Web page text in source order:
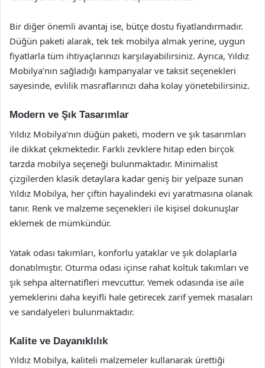
Bir diğer önemli avantaj ise, bütçe dostu fiyatlandırmadır.
Düğün paketi alarak, tek tek mobilya almak yerine, uygun
fiyatlarla tüm ihtiyaçlarınızı karşılayabilirsiniz. Ayrıca, Yıldız
Mobilya’nın sağladığı kampanyalar ve taksit seçenekleri
sayesinde, evlilik masraflarınızı daha kolay yönetebilirsiniz.
Modern ve Şık Tasarımlar
Yıldız Mobilya’nın düğün paketi, modern ve şık tasarımları
ile dikkat çekmektedir. Farklı zevklere hitap eden birçok
tarzda mobilya seçeneği bulunmaktadır. Minimalist
çizgilerden klasik detaylara kadar geniş bir yelpaze sunan
Yıldız Mobilya, her çiftin hayalindeki evi yaratmasına olanak
tanır. Renk ve malzeme seçenekleri ile kişisel dokunuşlar
eklemek de mümkündür.
Yatak odası takımları, konforlu yataklar ve şık dolaplarla
donatılmıştır. Oturma odası içinse rahat koltuk takımları ve
şık sehpa alternatifleri mevcuttur. Yemek odasında ise aile
yemeklerini daha keyifli hale getirecek zarif yemek masaları
ve sandalyeleri bulunmaktadır.
Kalite ve Dayanıklılık
Yıldız Mobilya, kaliteli malzemeler kullanarak ürettiği